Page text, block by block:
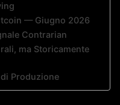
— Giugno 2026
Contrarian
ma Storicamente
Produzione